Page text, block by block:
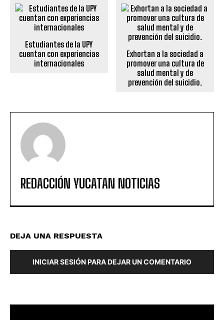
Estudiantes de la UPY
cuentan con experiencias
internacionales
Exhortan a la sociedad a
promover una cultura de
salud mental y de
prevención del suicidio.
REDACCIÓN YUCATAN NOTICIAS
DEJA UNA RESPUESTA
INICIAR SESIÓN PARA DEJAR UN COMENTARIO